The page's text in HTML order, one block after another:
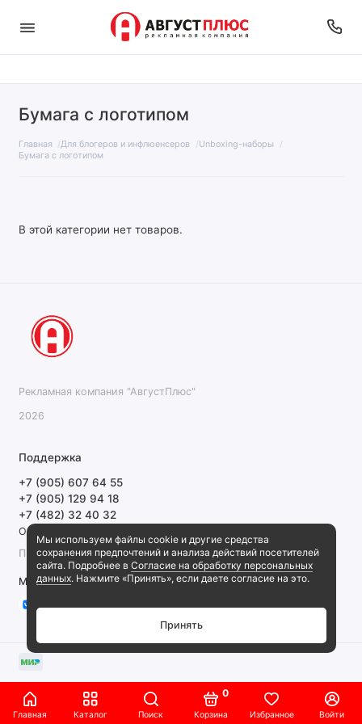
Главная Каталог Поиск Корзина
0
Избранное Войти
Бумага с логотипом
Главная Для блогеров и инфлюенсеров
Unboxing-наборы
Бумага с логотипом
В этой категории нет товаров.
Мы используем файлы cookie и другие средства
сохранения предпочтений и анализа действий посетителей
сайта. Подробнее в Согласие на обработку персональных
данных. Нажмите «Принять», если даете согласие на это.
Принять
Рекламная компания "АвгустПлюс"
2026
Поддержка
+7 (905) 607 64 55
+7 (905) 129 94 18
+7 (482) 32 40 32
Обратный звонок
ПН-ПТ 9:00-18:00 СБ, ВС выходной
Мы в сети